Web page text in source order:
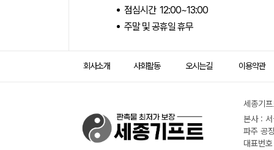
점심시간 12:00~13:00
주말 및 공휴일 휴무
회사소개 사회활동 오시는길 이용약관
세종기
본사 :
파주 공
대표번